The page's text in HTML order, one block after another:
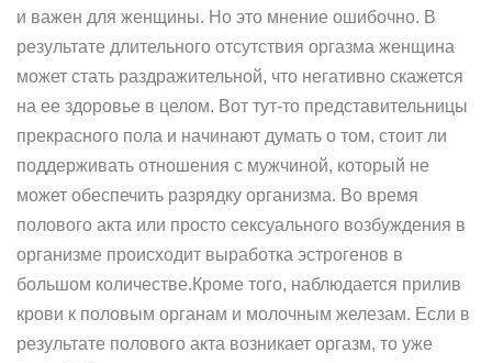
и важен для женщины. Но это мнение ошибочно. В
результате длительного отсутствия оргазма женщина
может стать раздражительной, что негативно скажется
на ее здоровье в целом. Вот тут-то представительницы
прекрасного пола и начинают думать о том, стоит ли
поддерживать отношения с мужчиной, который не
может обеспечить разрядку организма. Во время
полового акта или просто сексуального возбуждения в
организме происходит выработка эстрогенов в
большом количестве.Кроме того, наблюдается прилив
крови к половым органам и молочным железам. Если в
результате полового акта возникает оргазм, то уже